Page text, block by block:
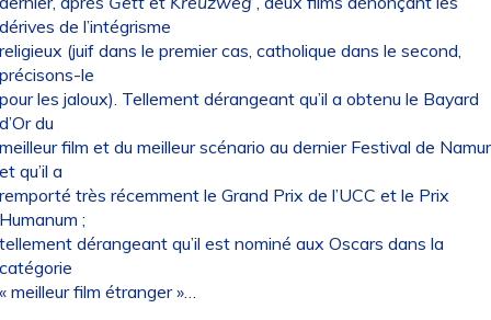
de l’intégrisme
(juif dans le premier cas, catholique dans le second,
le
les jaloux). Tellement dérangeant qu’il a obtenu le Bayard
du
film et du meilleur scénario au dernier Festival de Namur
qu’il a
très récemment le Grand Prix de l’UCC et le Prix
;
dérangeant qu’il est nominé aux Oscars dans la
meilleur film étranger »…